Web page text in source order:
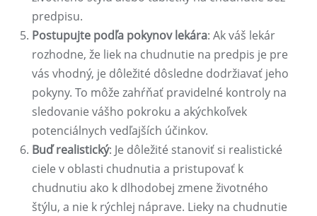
predpisu.
Postupujte podľa pokynov lekára: Ak váš lekár
rozhodne, že liek na chudnutie na predpis je pre
vás vhodný, je dôležité dôsledne dodržiavať jeho
pokyny. To môže zahŕňať pravidelné kontroly na
sledovanie vášho pokroku a akýchkoľvek
potenciálnych vedľajších účinkov.
Buď realistický: Je dôležité stanoviť si realistické
ciele v oblasti chudnutia a pristupovať k
chudnutiu ako k dlhodobej zmene životného
štýlu, a nie k rýchlej náprave. Lieky na chudnutie